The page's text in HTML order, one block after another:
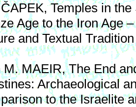
Temples in
Age to the Iron Age
and Textual Tradition
M. MAEIR, The End
Archaeological
to the Israelite